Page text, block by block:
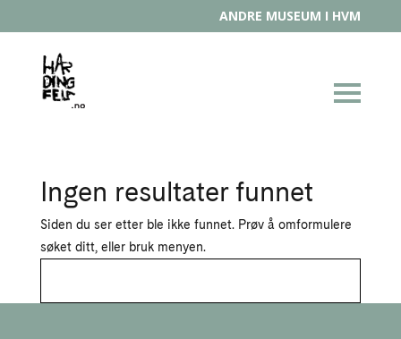
ANDRE MUSEUM I HVM
Ingen resultater funnet
Siden du ser etter ble ikke funnet. Prøv å omformulere
søket ditt, eller bruk menyen.